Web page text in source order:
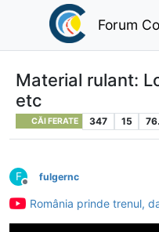
Forum
Material rulant:
etc
CĂI FERATE 347 15
F
Deconectat
fulgernc
România prinde trenul,